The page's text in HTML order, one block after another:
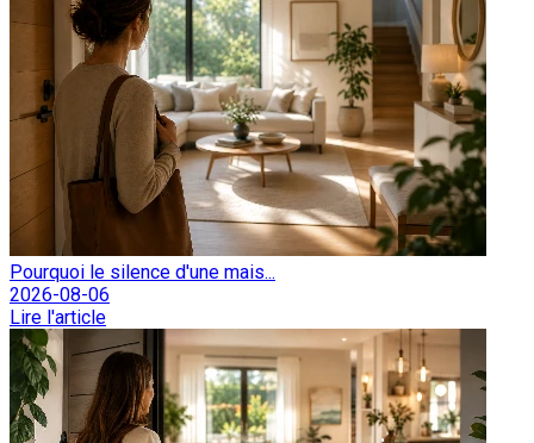
Pourquoi le silence d'une mais...
2026-08-06
Lire l'article